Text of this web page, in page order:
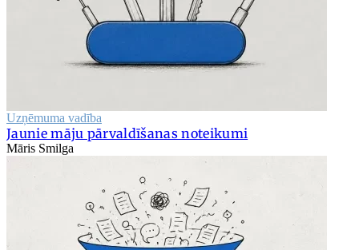
Uzņēmuma vadība
Jaunie māju pārvaldīšanas noteikumi
Māris Smilga